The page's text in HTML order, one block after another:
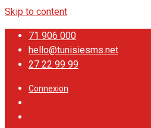
Skip to content
71 906 000
hello@tunisiesms.net
27 22 99 99
Connexion